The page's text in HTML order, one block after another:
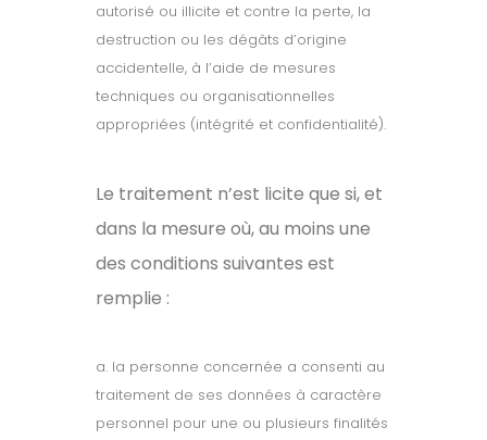
autorisé ou illicite et contre la perte, la
destruction ou les dégâts d’origine
accidentelle, à l’aide de mesures
techniques ou organisationnelles
appropriées (intégrité et confidentialité).
Le traitement n’est licite que si, et
dans la mesure où, au moins une
des conditions suivantes est
remplie :
a. la personne concernée a consenti au
traitement de ses données à caractère
personnel pour une ou plusieurs finalités